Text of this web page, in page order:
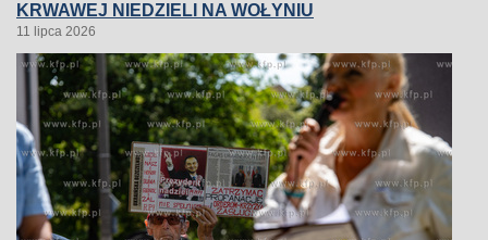
KRWAWEJ NIEDZIELI NA WOŁYNIU
11 lipca 2026